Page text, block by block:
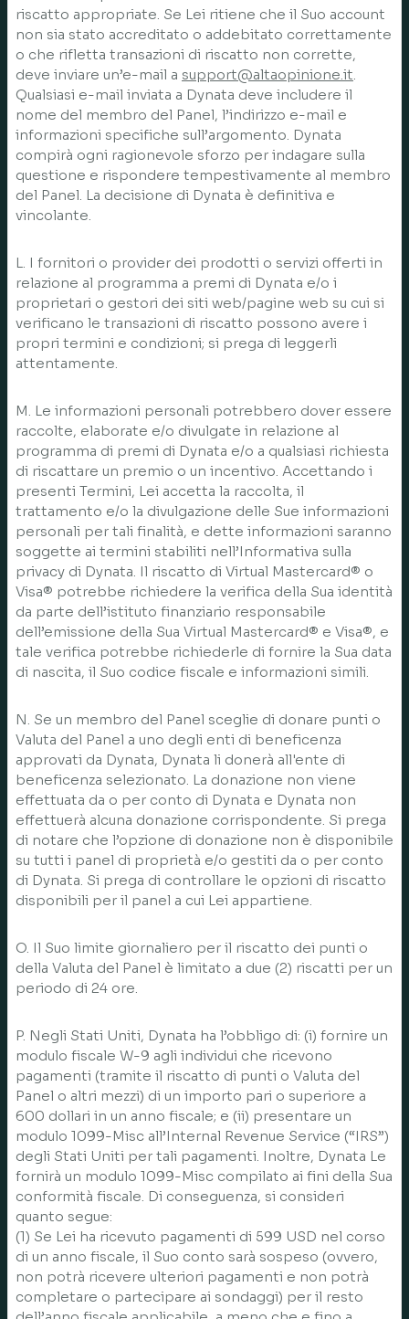
riscatto appropriate. Se Lei ritiene che il Suo account
non sia stato accreditato o addebitato correttamente
o che rifletta transazioni di riscatto non corrette,
deve inviare un’e-mail a support@altaopinione.it.
Qualsiasi e-mail inviata a Dynata deve includere il
nome del membro del Panel, l’indirizzo e-mail e
informazioni specifiche sull’argomento. Dynata
compirà ogni ragionevole sforzo per indagare sulla
questione e rispondere tempestivamente al membro
del Panel. La decisione di Dynata è definitiva e
vincolante.
L. I fornitori o provider dei prodotti o servizi offerti in
relazione al programma a premi di Dynata e/o i
proprietari o gestori dei siti web/pagine web su cui si
verificano le transazioni di riscatto possono avere i
propri termini e condizioni; si prega di leggerli
attentamente.
M. Le informazioni personali potrebbero dover essere
raccolte, elaborate e/o divulgate in relazione al
programma di premi di Dynata e/o a qualsiasi richiesta
di riscattare un premio o un incentivo. Accettando i
presenti Termini, Lei accetta la raccolta, il
trattamento e/o la divulgazione delle Sue informazioni
personali per tali finalità, e dette informazioni saranno
soggette ai termini stabiliti nell’Informativa sulla
privacy di Dynata. Il riscatto di Virtual Mastercard® o
Visa® potrebbe richiedere la verifica della Sua identità
da parte dell’istituto finanziario responsabile
dell’emissione della Sua Virtual Mastercard® e Visa®, e
tale verifica potrebbe richiederle di fornire la Sua data
di nascita, il Suo codice fiscale e informazioni simili.
N. Se un membro del Panel sceglie di donare punti o
Valuta del Panel a uno degli enti di beneficenza
approvati da Dynata, Dynata li donerà all'ente di
beneficenza selezionato. La donazione non viene
effettuata da o per conto di Dynata e Dynata non
effettuerà alcuna donazione corrispondente. Si prega
di notare che l’opzione di donazione non è disponibile
su tutti i panel di proprietà e/o gestiti da o per conto
di Dynata. Si prega di controllare le opzioni di riscatto
disponibili per il panel a cui Lei appartiene.
O. Il Suo limite giornaliero per il riscatto dei punti o
della Valuta del Panel è limitato a due (2) riscatti per un
periodo di 24 ore.
P. Negli Stati Uniti, Dynata ha l’obbligo di: (i) fornire un
modulo fiscale W-9 agli individui che ricevono
pagamenti (tramite il riscatto di punti o Valuta del
Panel o altri mezzi) di un importo pari o superiore a
600 dollari in un anno fiscale; e (ii) presentare un
modulo 1099-Misc all’Internal Revenue Service (“IRS”)
degli Stati Uniti per tali pagamenti. Inoltre, Dynata Le
fornirà un modulo 1099-Misc compilato ai fini della Sua
conformità fiscale. Di conseguenza, si consideri
quanto segue:
(1) Se Lei ha ricevuto pagamenti di 599 USD nel corso
di un anno fiscale, il Suo conto sarà sospeso (ovvero,
non potrà ricevere ulteriori pagamenti e non potrà
completare o partecipare ai sondaggi) per il resto